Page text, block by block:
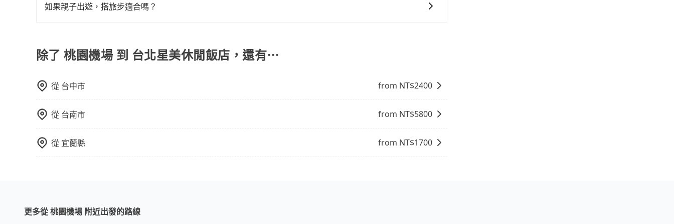
需事先移動到捷運站搭乘的旅客，到府服務的機場接送會更便捷。
如果親子出遊，搭旅步適合嗎？
除了 桃園機場 到 台北星美休閒飯店，還有⋯
從 台中市 from NT$2400
從 台南市 from NT$5800
從 宜蘭縣 from NT$1700
更多從 桃園機場 附近出發的路線